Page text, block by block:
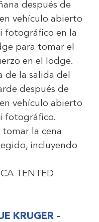
después de
vehículo abierto
fotográfico en la
para tomar el
en el lodge.
de la salida del
después de
vehículo abierto
fotográfico.
tomar la cena
incluyendo
TENTED
KRUGER –